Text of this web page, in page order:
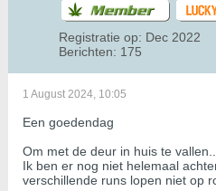
Registratie op: Dec 2022
Berichten: 175
1 August 2024, 10:05
Een goedendag
Om met de deur in huis te vallen..
Ik ben er nog niet helemaal
verschillende runs lopen niet op